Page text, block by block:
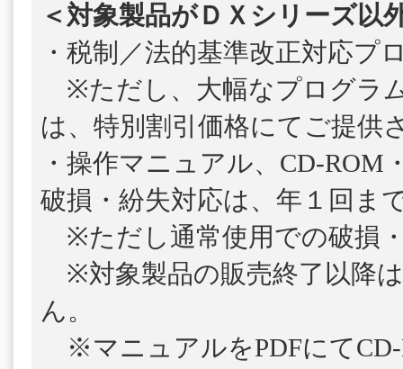
＜対象製品がＤＸシリーズ以
・税制／法的基準改正対応プ
※ただし、大幅なプログラ
は、特別割引価格にてご提供
・操作マニュアル、CD-ROM
破損・紛失対応は、年１回ま
※ただし通常使用での破損
※対象製品の販売終了以降
ん。
※マニュアルをPDFにてCD-